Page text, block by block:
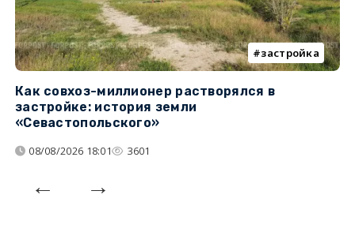
застройка
Как совхоз-миллионер растворялся в
застройке: история земли
«Севастопольского»
08/08/2026 18:01 3601